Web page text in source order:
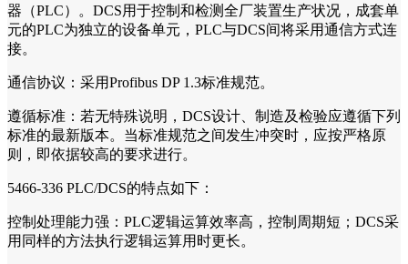
器（PLC）。DCS用于控制和检测全厂装置生产状况，成套单
元的PLC为独立的设备单元，PLC与DCS间将采用通信方式连
接。
通信协议：采用Profibus DP 1.3标准规范。
遵循标准：若无特殊说明，DCS设计、制造及检验应遵循下列
标准的最新版本。当标准规范之间发生冲突时，应按严格原
则，即依据较高的要求进行。
5466-336 PLC/DCS的特点如下：
控制处理能力强：PLC逻辑运算效率高，控制周期短；DCS采
用同样的方法执行逻辑运算用时更长。